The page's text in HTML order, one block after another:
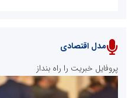
پایگاه خبری نهضت ملی مسکن
مدل اقتصادی
پروفایل خبریت را راه بنداز